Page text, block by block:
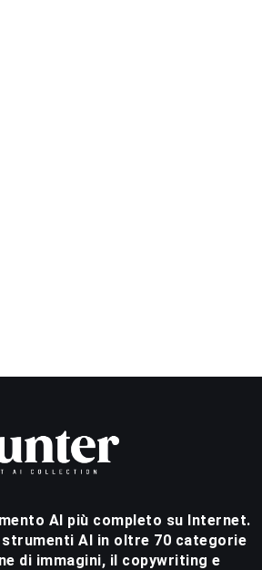
AI più completo su Internet.
strumenti AI in oltre 70 categorie
di immagini, il copywriting e